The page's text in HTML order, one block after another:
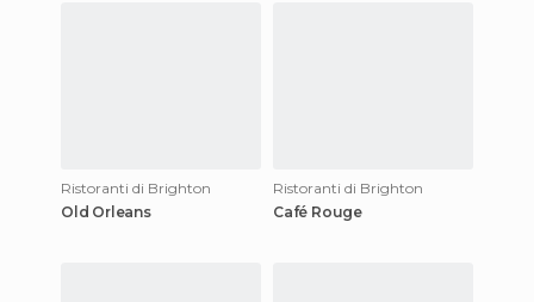
Ristoranti di Brighton
Old Orleans
Ristoranti di Brighton
Café Rouge